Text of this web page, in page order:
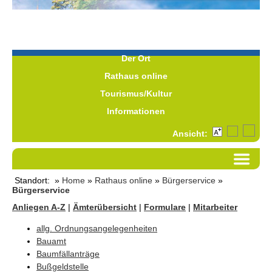
Der Ort
Rathaus online
Tourismus/Kultur
Informationen
Ansicht:
Standort: » Home » Rathaus online » Bürgerservice »
Bürgerservice
Anliegen A-Z | Ämterübersicht | Formulare | Mitarbeiter
allg. Ordnungsangelegenheiten
Bauamt
Baumfällanträge
Bußgeldstelle